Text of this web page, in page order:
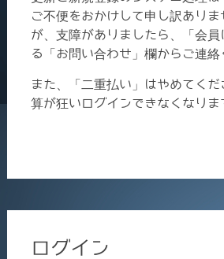
ご不便をおかけして申し訳あり
が、支障がありましたら、「会
る「お問い合わせ」欄からご連絡
また、「二重払い」はやめてく
算が狂いログインできなくなりま
ログイン